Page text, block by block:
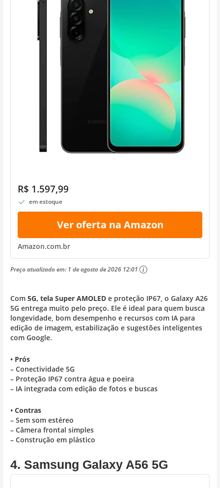
R$ 1.597,99
em estoque
Ver oferta na Amazon
Amazon.com.br
Preço atualizado em: 1 de agosto de 2026 12:01
Com5G, tela Super AMOLED e proteção IP67, o Galaxy A26
5G entrega muito pelo preço. Ele é ideal para quem busca
longevidade, bom desempenho e recursos com IA para
edição de imagem, estabilização e sugestões inteligentes
com Google.
• Prós
– Conectividade 5G
– Proteção IP67 contra água e poeira
– IA integrada com edição de fotos e buscas
•Contras
– Sem som estéreo
– Câmera frontal simples
– Construção em plástico
4. Samsung Galaxy A56 5G